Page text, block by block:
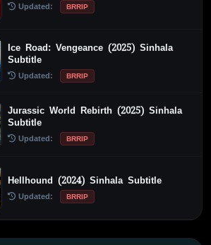
Updated: BRRIP
Ice Road: Vengeance (2025) Sinhala
Subtitle
Updated: BRRIP
Jurassic World Rebirth (2025) Sinhala
Subtitle
Updated: BRRIP
Hellhound (2024) Sinhala Subtitle
Updated: BRRIP